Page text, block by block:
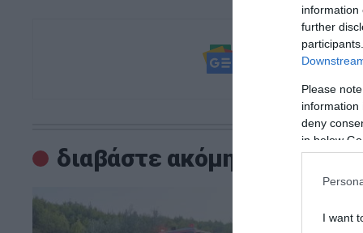
information
further
Please
information
deny
in below
I want
και μάθετε
διαβάστε ακόμη